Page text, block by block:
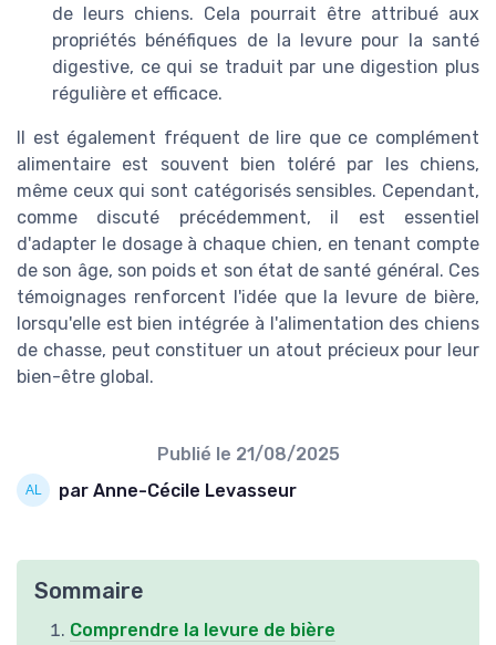
de leurs chiens. Cela pourrait être attribué aux
propriétés bénéfiques de la levure pour la santé
digestive, ce qui se traduit par une digestion plus
régulière et efficace.
Il est également fréquent de lire que ce complément
alimentaire est souvent bien toléré par les chiens,
même ceux qui sont catégorisés sensibles. Cependant,
comme discuté précédemment, il est essentiel
d'adapter le dosage à chaque chien, en tenant compte
de son âge, son poids et son état de santé général. Ces
témoignages renforcent l'idée que la levure de bière,
lorsqu'elle est bien intégrée à l'alimentation des chiens
de chasse, peut constituer un atout précieux pour leur
bien-être global.
Publié le 21/08/2025
par Anne-Cécile Levasseur
Sommaire
Comprendre la levure de bière